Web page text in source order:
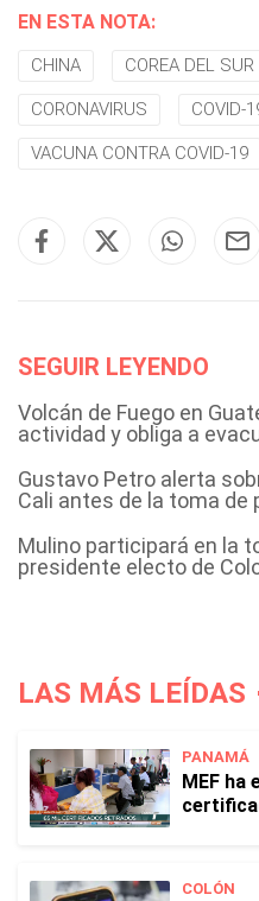
EN ESTA NOTA:
CHINA COREA DEL SUR
CORONAVIRUS COVID-
VACUNA CONTRA COVID-19
SEGUIR LEYENDO
Volcán de Fuego en
actividad y obliga a
Gustavo Petro alerta
Cali antes de la toma de
Mulino participará en la
presidente electo de
LAS MÁS LEÍDAS
PANAMÁ
MEF ha
COLÓN